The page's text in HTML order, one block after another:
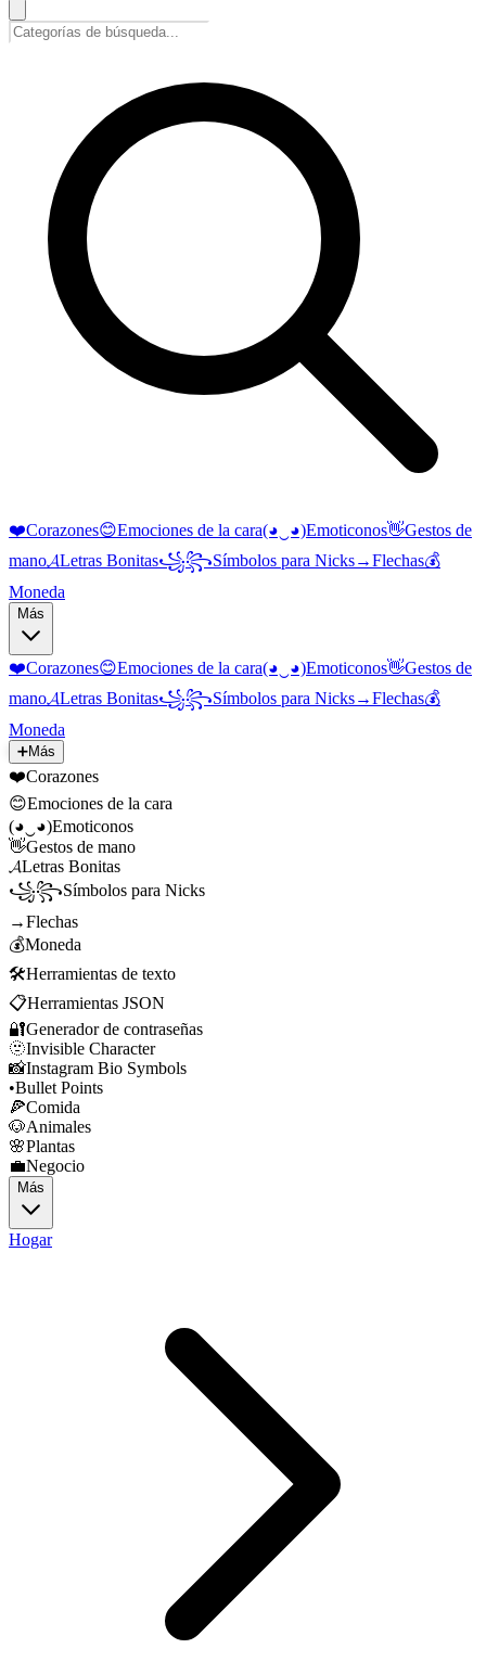
❤️Corazones😊Emociones de la cara(◕‿◕)Emoticonos👋Gestos de
mano𝓐Letras Bonitas꧁꧂Símbolos para Nicks→Flechas💰
Moneda
Más
❤️Corazones😊Emociones de la cara(◕‿◕)Emoticonos👋Gestos de
mano𝓐Letras Bonitas꧁꧂Símbolos para Nicks→Flechas💰
Moneda
➕Más
❤️Corazones
😊Emociones de la cara
(◕‿◕)Emoticonos
👋Gestos de mano
𝓐Letras Bonitas
꧁꧂Símbolos para Nicks
→Flechas
💰Moneda
🛠️Herramientas de texto
📋Herramientas JSON
🔐Generador de contraseñas
🫥Invisible Character
📸Instagram Bio Symbols
•Bullet Points
🍕Comida
🐶Animales
🌸Plantas
💼Negocio
Más
Hogar